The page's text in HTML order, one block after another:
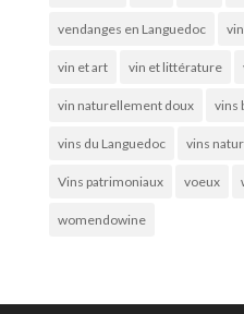
vendanges en Languedoc
vin et art vin et littérature
vin naturellement doux vins
vins du Languedoc vins
Vins patrimoniaux voeux
womendowine